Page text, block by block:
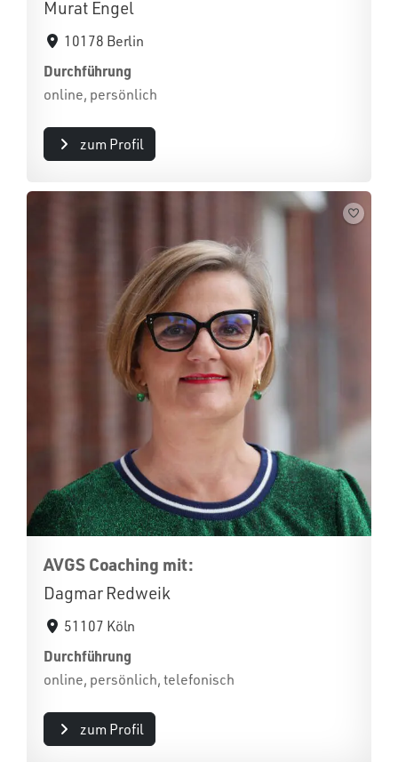
Murat Engel
10178 Berlin
Durchführung
online, persönlich
zum Profil
AVGS Coaching mit:
Dagmar Redweik
51107 Köln
Durchführung
online, persönlich, telefonisch
zum Profil